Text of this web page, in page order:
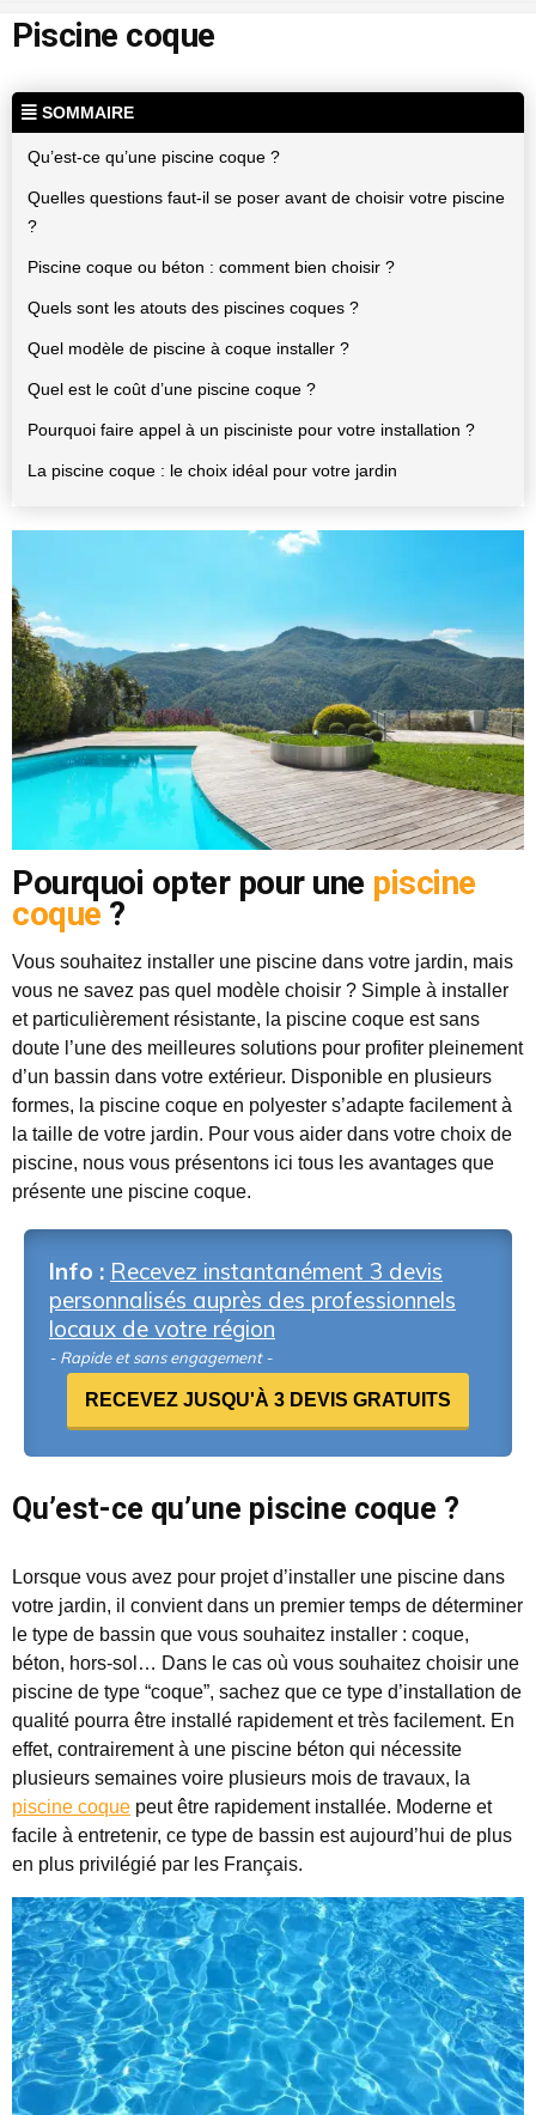
Piscine coque
SOMMAIRE
Qu’est-ce qu’une piscine coque ?
Quelles questions faut-il se poser avant de choisir votre piscine
?
Piscine coque ou béton : comment bien choisir ?
Quels sont les atouts des piscines coques ?
Quel modèle de piscine à coque installer ?
Quel est le coût d’une piscine coque ?
Pourquoi faire appel à un pisciniste pour votre installation ?
La piscine coque : le choix idéal pour votre jardin
Pourquoi opter pour une piscine
coque ?
Vous souhaitez installer une piscine dans votre jardin, mais
vous ne savez pas quel modèle choisir ? Simple à installer
et particulièrement résistante, la piscine coque est sans
doute l’une des meilleures solutions pour profiter pleinement
d’un bassin dans votre extérieur. Disponible en plusieurs
formes, la piscine coque en polyester s’adapte facilement à
la taille de votre jardin. Pour vous aider dans votre choix de
piscine, nous vous présentons ici tous les avantages que
présente une piscine coque.
Info : Recevez instantanément 3 devis
personnalisés auprès des professionnels
locaux de votre région
- Rapide et sans engagement -
RECEVEZ JUSQU'À 3 DEVIS GRATUITS
Qu’est-ce qu’une piscine coque ?
Lorsque vous avez pour projet d’installer une piscine dans
votre jardin, il convient dans un premier temps de déterminer
le type de bassin que vous souhaitez installer : coque,
béton, hors-sol… Dans le cas où vous souhaitez choisir une
piscine de type “coque”, sachez que ce type d’installation de
qualité pourra être installé rapidement et très facilement. En
effet, contrairement à une piscine béton qui nécessite
plusieurs semaines voire plusieurs mois de travaux, la
piscine coque peut être rapidement installée. Moderne et
facile à entretenir, ce type de bassin est aujourd’hui de plus
en plus privilégié par les Français.